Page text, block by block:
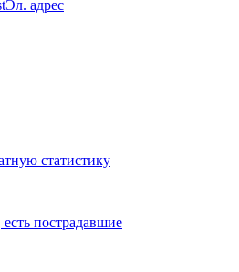
Эл. адрес
статистику
пострадавшие